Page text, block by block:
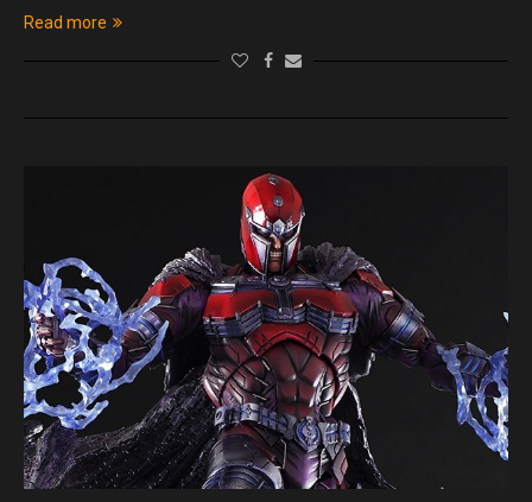
Read more